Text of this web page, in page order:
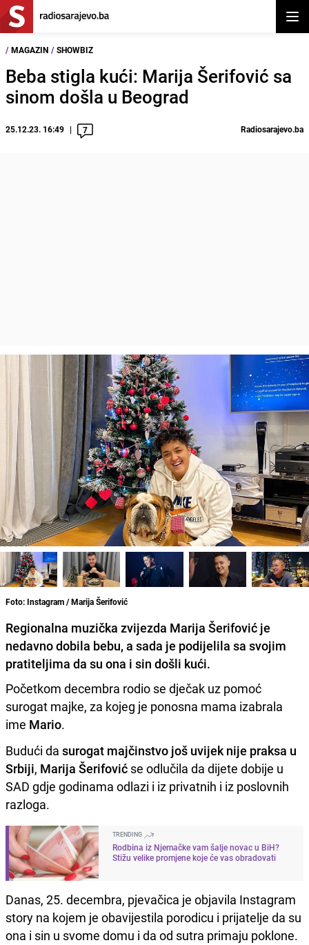
/ MAGAZIN / SHOWBIZ
Beba stigla kući: Marija Šerifović sa
sinom došla u Beograd
25.12.23. 16:49 7 Radiosarajevo.ba
Foto: Instagram / Marija Šerifović
Regionalna muzička zvijezda Marija Šerifović je
nedavno dobila bebu, a sada je podijelila sa svojim
pratiteljima da su ona i sin došli kući.
Početkom decembra rodio se dječak uz pomoć
surogat majke, za kojeg je ponosna mama izabrala
ime Mario.
Budući da surogat majčinstvo još uvijek nije praksa u
Srbiji, Marija Šerifović se odlučila da dijete dobije u
SAD gdje godinama odlazi i iz privatnih i iz poslovnih
razloga.
TRENDING
Rodbina iz Njemačke vam šalje novac u BiH?
Stižu velike promjene koje će vas obradovati
Danas, 25. decembra, pjevačica je objavila Instagram
story na kojem je obavijestila porodicu i prijatelje da su
ona i sin u svome domu i da od sutra primaju poklone.